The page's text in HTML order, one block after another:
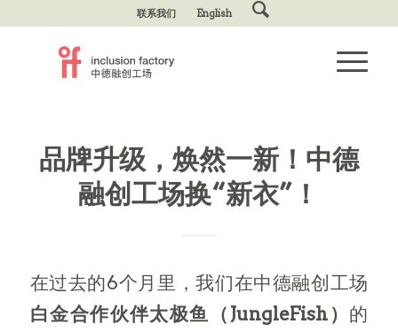
联系我们 English
品牌升级，焕然一新！中德
融创工场换“新衣”！
在过去的6个月里，我们在中德融创工场
白金合作伙伴太极鱼（JungleFish） 的